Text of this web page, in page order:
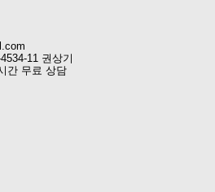
11 권상기
간 무료 상담